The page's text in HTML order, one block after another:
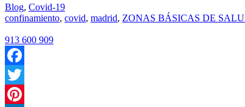
Blog, Covid-19
confinamiento, covid, madrid, ZONAS BÁSICAS DE
913 600 909
Facebook
Twitter